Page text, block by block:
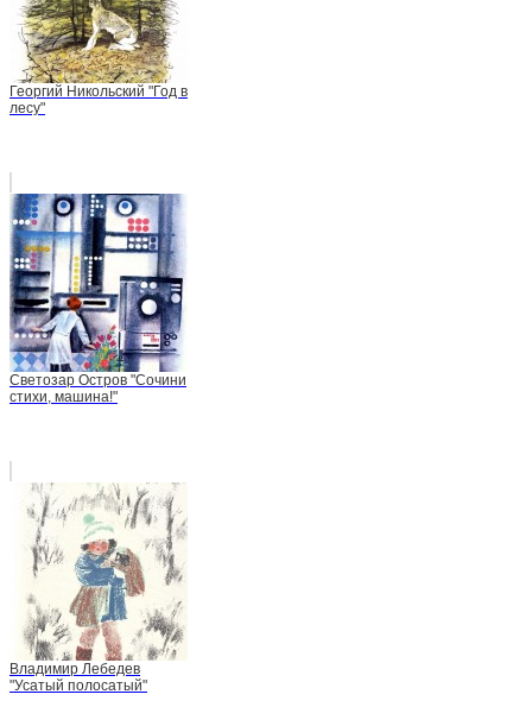
Георгий Никольский "Год в
лесу"
Светозар Остров "Сочини
стихи, машина!"
Владимир Лебедев
"Усатый полосатый"